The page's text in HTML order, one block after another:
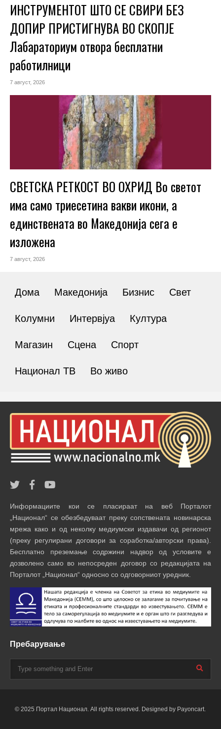
ИНСТРУМЕНТОТ ШТО СЕ СВИРИ БЕЗ
ДОПИР ПРИСТИГНУВА ВО СКОПЈЕ
Лабараториум отвора бесплатни
работилници
7 август, 2026
СВЕТСКА РЕТКОСТ ВО ОХРИД Во светот
има само триесетина вакви икони, а
единствената во Македонија сега е
изложена
7 август, 2026
Дома Македонија Бизнис Свет
Колумни Интервјуа Култура
Магазин Сцена Спорт
Национал ТВ Во живо
Информациите кои се пласираат на веб Порталот
„Национал“ се обезбедуваат преку сопствената новинарска
мрежа како и од неколку медиумски издавачи од регионот
(преку регулирани договори за соработка/авторски права).
Бесплатно преземање содржини надвор од условите е
дозволено само во непосреден договор со редакцијата на
Порталот „Национал“ односно со одговорниот уредник.
Пребарување
© 2025 Портал Национал. All rights reserved. Designed by Payoncart.